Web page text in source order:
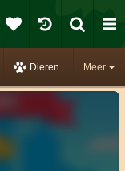
Meer
Dieren